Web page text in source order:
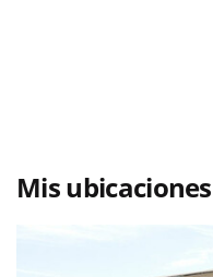
Mis ubicaciones